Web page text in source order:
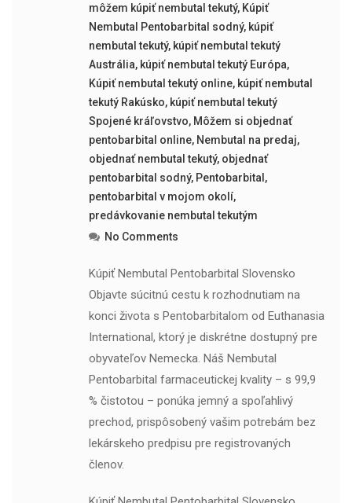
môžem kúpiť nembutal tekutý, Kúpiť
Nembutal Pentobarbital sodný, kúpiť
nembutal tekutý, kúpiť nembutal tekutý
Austrália, kúpiť nembutal tekutý Európa,
Kúpiť nembutal tekutý online, kúpiť nembutal
tekutý Rakúsko, kúpiť nembutal tekutý
Spojené kráľovstvo, Môžem si objednať
pentobarbital online, Nembutal na predaj,
objednať nembutal tekutý, objednať
pentobarbital sodný, Pentobarbital ,
pentobarbital v mojom okolí,
predávkovanie nembutal tekutým
No Comments
Kúpiť Nembutal Pentobarbital Slovensko
Objavte súcitnú cestu k rozhodnutiam na
konci života s Pentobarbitalom od Euthanasia
International, ktorý je diskrétne dostupný pre
obyvateľov Nemecka. Náš Nembutal
Pentobarbital farmaceutickej kvality – s 99,9
% čistotou – ponúka jemný a spoľahlivý
prechod, prispôsobený vašim potrebám bez
lekárskeho predpisu pre registrovaných
členov.